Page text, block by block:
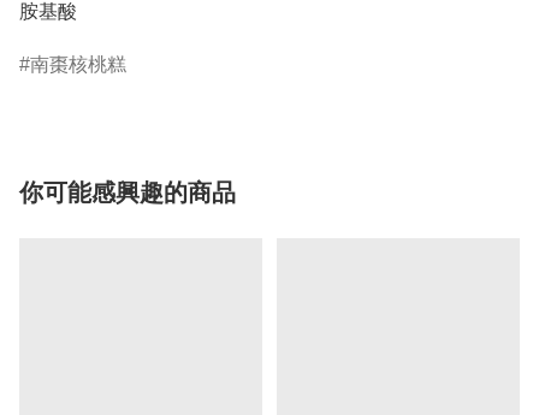
胺基酸
南棗核桃糕
你可能感興趣的商品